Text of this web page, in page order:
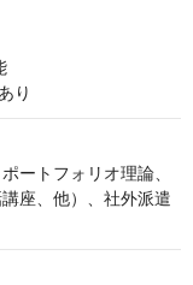
り
ートフォリオ理論、
座、他）、社外派遣